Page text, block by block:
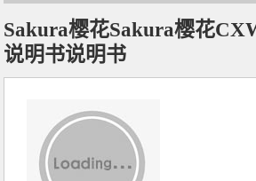
Sakura樱花Sakura樱花
说明书说明书